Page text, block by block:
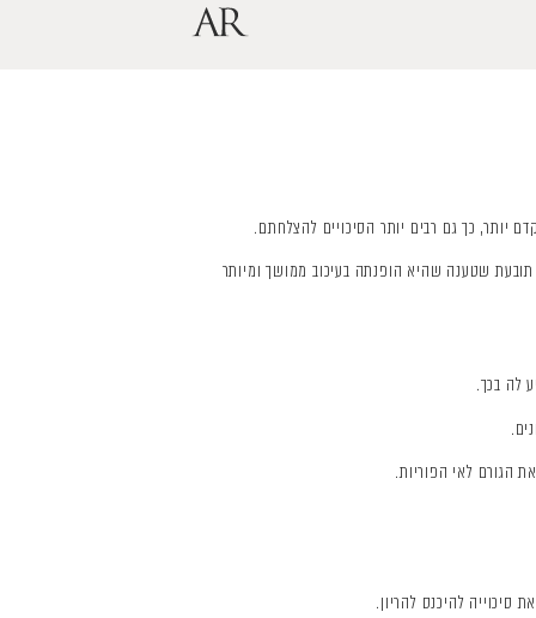
יותר, כך גם רבים יותר הסיכויים להצלחתם.
שטענה שהיא הופנתה בעיכוב ממושך ומיותר
להיכנס להריון.